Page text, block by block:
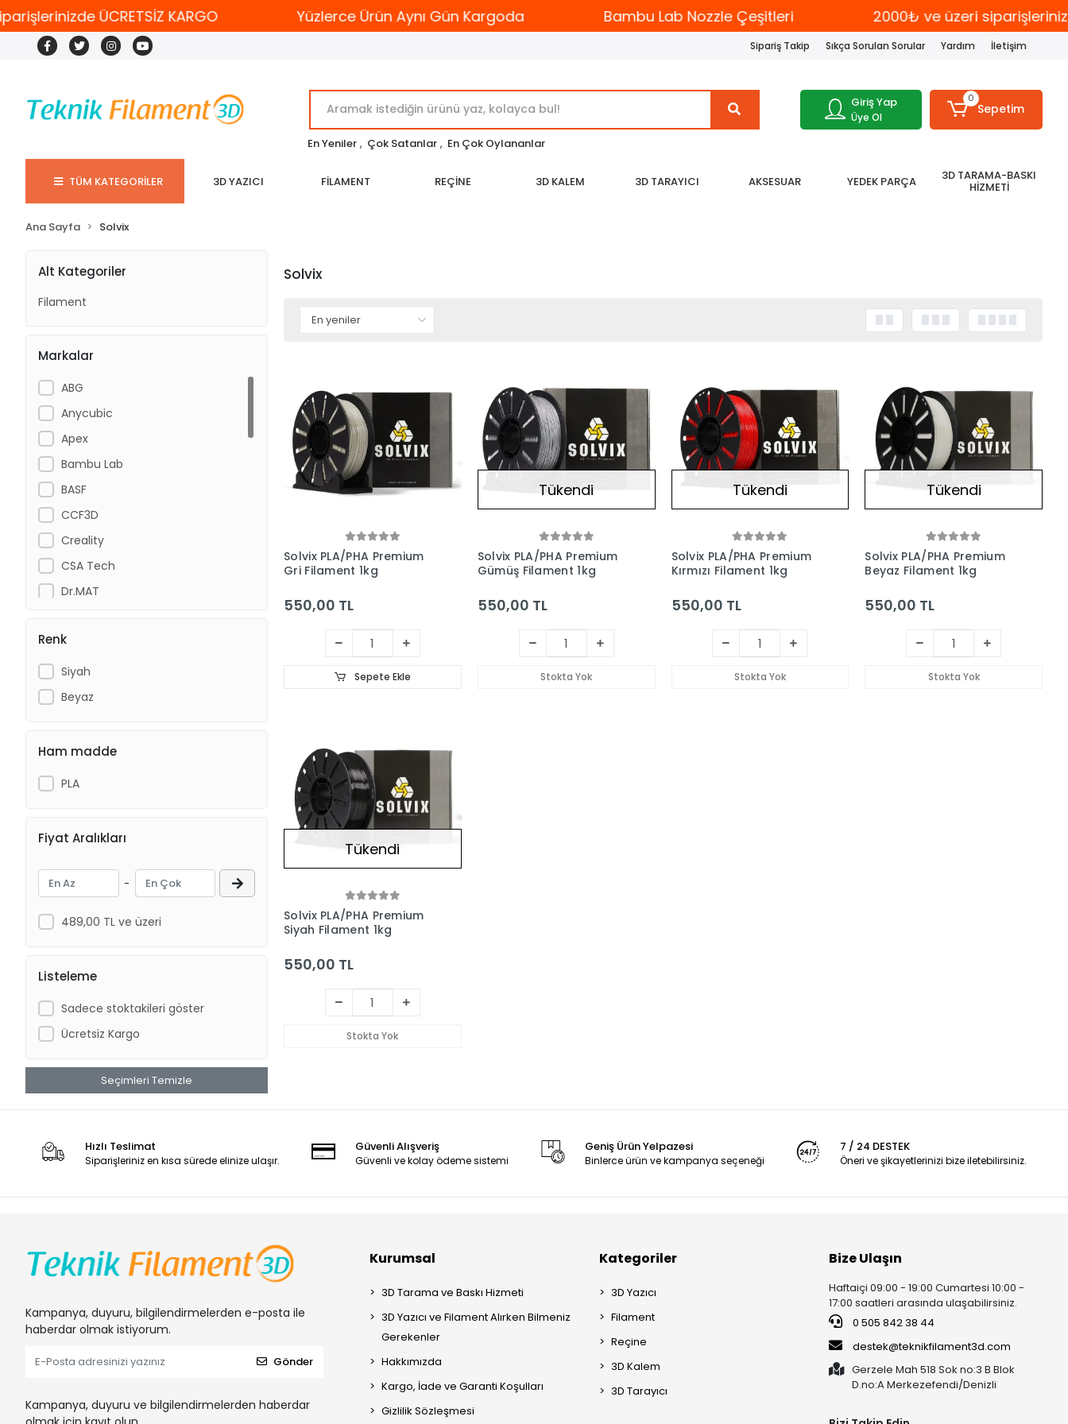
ÜCRETSİZ KARGO Yüzlerce Ürün Aynı Gün Kargoda Bambu Lab Nozzle Çeşitleri 2000₺ ve üzeri
Sipariş Takip Sıkça Sorulan Sorular Yardım İletişim
En Yeniler , Çok Satanlar , En Çok Oylananlar
Giriş Yap
Üye Ol
0
Sepetim
TÜM KATEGORİLER 3D YAZICI FİLAMENT REÇİNE 3D KALEM 3D TARAYICI AKSESUAR YEDEK PARÇA 3D TARAMA-BASKI
HİZMETİ
Ana Sayfa Solvix
Alt Kategoriler
Filament
Markalar
ABG
Anycubic
Apex
Bambu Lab
BASF
CCF3D
Creality
CSA Tech
Dr.MAT
FetaPlast
Filamix
Filenta
Phrozen
Polymaker
Porima
Revo
SAVA
Teknik Filament 3D
Renk
Siyah
Beyaz
Ham madde
PLA
Fiyat Aralıkları
-
489,00 TL ve üzeri
Listeleme
Sadece stoktakileri göster
Ücretsiz Kargo
Seçimleri Temizle
Solvix
Solvix PLA/PHA Premium
Gri Filament 1kg
550,00 TL
Sepete Ekle
Tükendi
Solvix PLA/PHA Premium
Gümüş Filament 1kg
550,00 TL
Stokta Yok
Tükendi
Solvix PLA/PHA Premium
Kırmızı Filament 1kg
550,00 TL
Stokta Yok
Tükendi
Solvix PLA/PHA Premium
Beyaz Filament 1kg
550,00 TL
Stokta Yok
Tükendi
Solvix PLA/PHA Premium
Siyah Filament 1kg
550,00 TL
Stokta Yok
Hızlı Teslimat
Siparişleriniz en kısa sürede elinize ulaşır.
Güvenli Alışveriş
Güvenli ve kolay ödeme sistemi
Geniş Ürün Yelpazesi
Binlerce ürün ve kampanya seçeneği
7 / 24 DESTEK
Öneri ve şikayetlerinizi bize iletebilirsiniz.
Kampanya, duyuru, bilgilendirmelerden e-posta ile
haberdar olmak istiyorum.
Gönder
Kampanya, duyuru ve bilgilendirmelerden haberdar
Kurumsal
3D Tarama ve Baskı Hizmeti
3D Yazıcı ve Filament Alırken Bilmeniz
Gerekenler
Hakkımızda
Kargo, İade ve Garanti Koşulları
Gizlilik Sözleşmesi
Kategoriler
3D Yazıcı
Filament
Reçine
3D Kalem
3D Tarayıcı
Bize Ulaşın
Haftaiçi 09:00 - 19:00 Cumartesi 10:00 -
17:00 saatleri arasında ulaşabilirsiniz.
0 505 842 38 44
destek@teknikfilament3d.com
Gerzele Mah 518 Sok no:3 B Blok
D.no:A Merkezefendi/Denizli